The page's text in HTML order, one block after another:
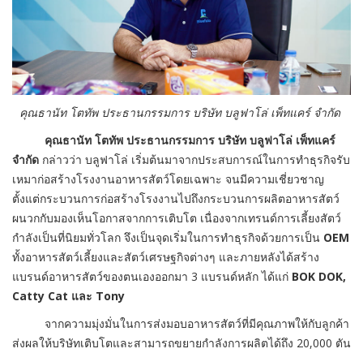
คุณธานัท โตทัพ ประธานกรรมการ บริษัท บลูฟาโล่ เพ็ทแคร์ จำกัด
คุณธานัท โตทัพ ประธานกรรมการ บริษัท บลูฟาโล่ เพ็ทแคร์
จำกัด กล่าวว่า บลูฟาโล่ เริ่มต้นมาจากประสบการณ์ในการทำธุรกิจรับ
เหมาก่อสร้างโรงงานอาหารสัตว์โดยเฉพาะ จนมีความเชี่ยวชาญ
ตั้งแต่กระบวนการก่อสร้างโรงงานไปถึงกระบวนการผลิตอาหารสัตว์
ผนวกกับมองเห็นโอกาสจากการเติบโต เนื่องจากเทรนด์การเลี้ยงสัตว์
กำลังเป็นที่นิยมทั่วโลก จึงเป็นจุดเริ่มในการทำธุรกิจด้วยการเป็น OEM
ทั้งอาหารสัตว์เลี้ยงและสัตว์เศรษฐกิจต่างๆ และภายหลังได้สร้าง
แบรนด์อาหารสัตว์ของตนเองออกมา 3 แบรนด์หลัก ได้แก่ BOK DOK,
Catty Cat และ Tony
จากความมุ่งมั่นในการส่งมอบอาหารสัตว์ที่มีคุณภาพให้กับลูกค้า
ส่งผลให้บริษัทเติบโตและสามารถขยายกำลังการผลิตได้ถึง 20,000 ตัน